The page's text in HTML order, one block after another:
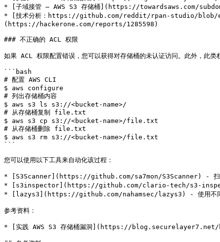
* [子域接管 — AWS S3 存储桶](https://towardsaws.com/
* [技术分析：https://github.com/reddit/rpan-studio/blob/
(https://hackerone.com/reports/1285598)
### 不正确的 ACL 权限
如果 ACL 权限配置错误，您可以获得对存储桶的未认证访问。此外，此类
```bash
# 配置 AWS CLI
$ aws configure
# 列出存储桶内容
$ aws s3 ls s3://<bucket-name>/
# 从存储桶复制 file.txt
$ aws s3 cp s3://<bucket-name>/file.txt
# 从存储桶删除 file.txt
$ aws s3 rm s3://<bucket-name>/file.txt
```
您可以使用以下工具来自动化该过程：
* [S3Scanner](https://github.com/sa7mon/S3Scanner) - 扫描
* [s3inspector](https://github.com/clario-tech/s3-
* [lazys3](https://github.com/nahamsec/lazys3) - 使用不同排
参考资料：
* [实践 AWS S3 存储桶漏洞](https://